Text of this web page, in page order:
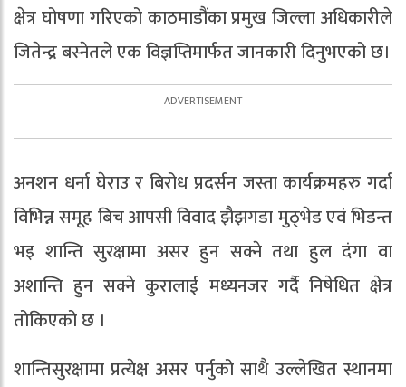
क्षेत्र घोषणा गरिएको काठमाडौंका प्रमुख जिल्ला अधिकारीले
जितेन्द्र बस्नेतले एक विज्ञप्तिमार्फत जानकारी दिनुभएको छ।
अनशन धर्ना घेराउ र बिरोध प्रदर्सन जस्ता कार्यक्रमहरु गर्दा
विभिन्न समूह बिच आपसी विवाद झैझगडा मुठ्भेड एवं भिडन्त
भइ शान्ति सुरक्षामा असर हुन सक्ने तथा हुल दंगा वा
अशान्ति हुन सक्ने कुरालाई मध्यनजर गर्दै निषेधित क्षेत्र
तोकिएको छ ।
शान्तिसुरक्षामा प्रत्येक्ष असर पर्नुको साथै उल्लेखित स्थानमा